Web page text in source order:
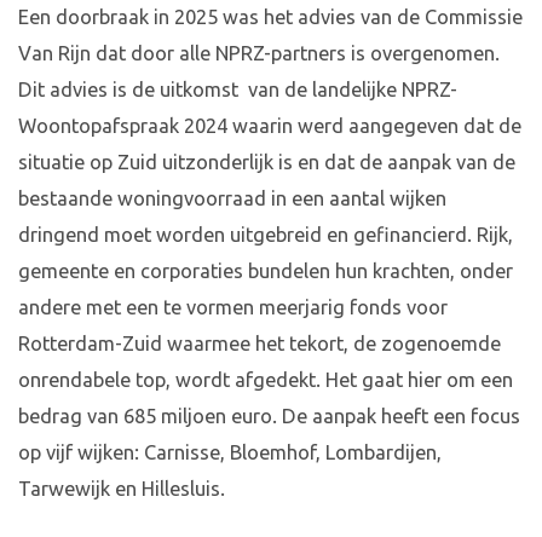
Een doorbraak in 2025 was het advies van de Commissie
Van Rijn dat door alle NPRZ-partners is overgenomen.
Dit advies is de uitkomst van de landelijke NPRZ-
Woontopafspraak 2024 waarin werd aangegeven dat de
situatie op Zuid uitzonderlijk is en dat de aanpak van de
bestaande woningvoorraad in een aantal wijken
dringend moet worden uitgebreid en gefinancierd. Rijk,
gemeente en corporaties bundelen hun krachten, onder
andere met een te vormen meerjarig fonds voor
Rotterdam-Zuid waarmee het tekort, de zogenoemde
onrendabele top, wordt afgedekt. Het gaat hier om een
bedrag van 685 miljoen euro. De aanpak heeft een focus
op vijf wijken: Carnisse, Bloemhof, Lombardijen,
Tarwewijk en Hillesluis.